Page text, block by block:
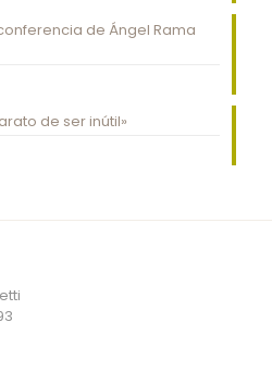
de Ángel Rama
de ser inútil»